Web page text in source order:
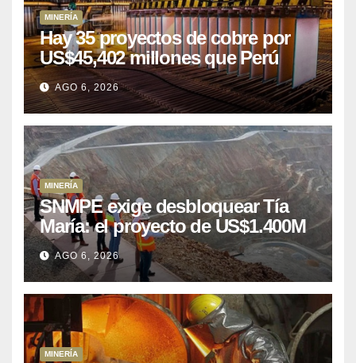
MINERÍA
Hay 35 proyectos de cobre por
US$45,402 millones que Perú
puede aprovechar
AGO 6, 2026
MINERÍA
SNMPE exige desbloquear Tía
María: el proyecto de US$1.400M
que Perú lleva 15 años
posponiendo
AGO 6, 2026
MINERÍA